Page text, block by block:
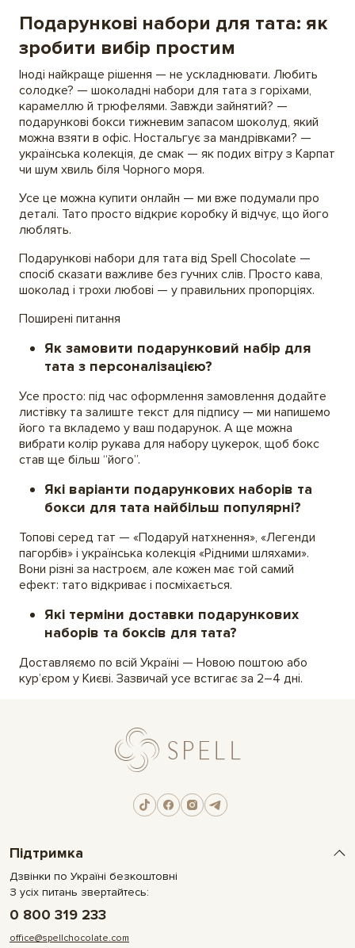
Подарункові набори для тата: як
зробити вибір простим
Іноді найкраще рішення — не ускладнювати. Любить
солодке? — шоколадні набори для тата з горіхами,
карамеллю й трюфелями. Завжди зайнятий? —
подарункові бокси тижневим запасом шоколуд, який
можна взяти в офіс. Ностальгує за мандрівками? —
українська колекція, де смак — як подих вітру з Карпат
чи шум хвиль біля Чорного моря.
Усе це можна купити онлайн — ми вже подумали про
деталі. Тато просто відкриє коробку й відчує, що його
люблять.
Подарункові набори для тата від Spell Chocolate —
спосіб сказати важливе без гучних слів. Просто кава,
шоколад і трохи любові — у правильних пропорціях.
Поширені питання
Як замовити подарунковий набір для
тата з персоналізацією?
Усе просто: під час оформлення замовлення додайте
листівку та залиште текст для підпису — ми напишемо
його та вкладемо у ваш подарунок. А ще можна
вибрати колір рукава для набору цукерок, щоб бокс
став ще більш “його”.
Які варіанти подарункових наборів та
бокси для тата найбільш популярні?
Топові серед тат — «Подаруй натхнення», «Легенди
пагорбів» і українська колекція «Рідними шляхами».
Вони різні за настроєм, але кожен має той самий
ефект: тато відкриває і посміхається.
Які терміни доставки подарункових
наборів та боксів для тата?
Доставляємо по всій Україні — Новою поштою або
кур’єром у Києві. Зазвичай усе встигає за 2–4 дні.
Підтримка
Дзвінки по Україні безкоштовні
З усіх питань звертайтесь:
0 800 319 233
office@spellchocolate.com